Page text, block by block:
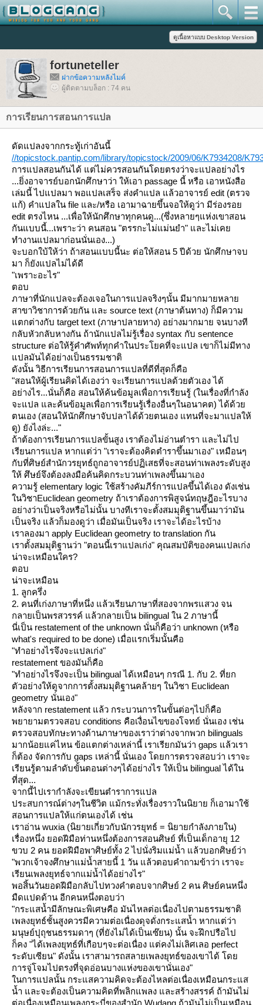
fortuneteller
ฝากข้อความหลังไมค์
ผู้ติดตามบล็อก : 74 คน
การเรียนการสอนการแปล
ดัดแปลงจากกระทู้เก่าอันนี้
//topicstock.pantip.com/library/topicstock/2009/06/K7934208/
การแปลสอนกันได้ แต่ไม่ควรสอนกันโดยตรงว่าจะแปลอย่างไร
...ยิ่งอาจารย์บอกนักศึกษาว่า ให้เอา passage นี้ หรือ เอาหนังสือ
เล่มนี้ ไปแปลมา พอแปลเสร็จ ส่งคำแปล แล้วอาจารย์ edit (ตรวจ
ก้) คำแปลใน file และ/หรือ เอามาฉายขึ้นจอให้ดูว่า มีร่องรอ
edit ตรงไหน ...เพื่อให้นักศึกษาทุกคนดู...(ซึ่งหลายๆแห่งเขาสอน
กันแบบนี้...เพราะว่า คนสอน "ตรรกะไม่แม่นยำ" และไม่เค
ทำงานแปลมาก่อนนั่นเอง...)
จะบอกใบ้ให้ว่า ถ้าสอนแบบนี้นะ ต่อให้สอน 5 ปีด้วย นักศึกษาจบ
มา ก็ยังแปลไม่ได้ดี
"เพราะอะไร"
ตอบ
ภาษาที่นักแปลจะต้องเจอในการแปลจริงๆนั้น มีมากมายหลา
สาขาวิชาการด้วยกัน และ source text (ภาษาต้นทาง) ก็มีความ
ตกต่างกับ target text (ภาษาปลายทาง) อย่างมากมาย จนบางที
กลับหัวกลับหางกัน ถ้านักแปลไม่รู้เรื่อง syntax กับ sentence
structure ต่อให้รู้คำศัพท์ทุกคำในประโยคที่จะแปล เขาก็ไม่มีทาง
ปลมันได้อย่างเป็นธรรมชาติ
ดังนั้น วิธีการเรียนการสอนการแปลที่ดีที่สุดก็คือ
"สอนให้ผู้เรียนคิดได้เองว่า จะเรียนการแปลด้วยตัวเอง ได้
อย่างไร...นั่นก็คือ สอนให้ค้นข้อมูลเพื่อการเรียนรู้ (ในเรื่องที่กำลัง
จะแปล และค้นข้อมูลเพื่อการเรียนรู้เรื่องอื่นๆในอนาคต) ได้ด้ว
ตนเอง (สอนให้นักศึกษาจับปลาได้ด้วยตนเอง แทนที่จะมาแปลให้
ดู) ยังไงล่ะ..."
ถ้าต้องการเรียนการแปลขั้นสูง เราต้องไม่อ่านตำรา และไม่ไป
เรียนการแปล หากแต่ว่า "เราจะต้องคิดตำราขึ้นมาเอง" เหมือนๆ
กับที่ศิษย์สำนักวรยุทธ์ถูกอาจารย์ปฏิเสธที่จะสอนท่าเพลงระดับสูง
ห้ ศึษย์จึงต้องลงมือค้นคิดกระบวนท่าเพลงขึ้นมาเอง
ความรู้ elementary logic ใช้สร้างคัมภีร์การแปลขึ้นได้เอง ดังเช่น
นวิชาEuclidean geometry ถ้าเราต้องการพิสูจน์ทฤษฎีอะไรบาง
อย่างว่าเป็นจริงหรือไม่นั้น บางทีเราจะตั้งสมมุติฐานขึ้นมาว่ามัน
เป็นจริง แล้วก็มองดูว่า เมื่อมันเป็นจริง เราจะได้อะไรบ้าง
เราลองมา apply Euclidean geometry to translation กัน
เราตั้งสมมุติฐานว่า "ตอนนี้เราแปลเก่ง" คุณสมบัติของคนแปลเก่ง
น่าจะเหมือนใคร?
ตอบ
น่าจะเหมือน
1. ลูกครึ่ง
2. คนที่เก่งภาษาที่หนึ่ง แล้วเรียนภาษาที่สองจากพรแสวง จน
กลายเป็นพรสวรรค์ แล้วกลายเป็น bilingual ใน 2 ภาษานี้
นี่เป็น restatement of the unknown นั่นก็คือว่า unknown (หรือ
what's required to be done) เมื่อแรกเริ่มนั้นคือ
"ทำอย่างไรจึงจะแปลเก่ง"
restatement ของมันก็คือ
"ทำอย่างไรจึงจะเป็น bilingual ได้เหมือนๆ กรณี 1. กับ 2. ที่ยก
ตัวอย่างให้ดูจากการตั้งสมมุติฐานคล้ายๆ ในวิชา Euclidean
geometry นั่นเอง"
หลังจาก restatement แล้ว กระบวนการในขั้นต่อๆไปก็คือ
พยายามตรวจสอบ conditions คือเงื่อนไขของโจทย์ นั่นเอง เช่น
ตรวจสอบทักษะทางด้านภาษาของเราว่าต่างจากพวก bilinguals
มากน้อยแค่ไหน ข้อแตกต่างเหล่านี้ เราเรียกมันว่า gaps แล้วเรา
ก็ต้อง จัดการกับ gaps เหล่านี้ นั่นเอง โดยการตรวจสอบว่า เราจะ
เรียนรู้ตามลำดับขั้นตอนต่างๆได้อย่างไร ให้เป็น bilingual ได้ใน
ที่สุด...
จากนี้ไปเรากำลังจะเขียนตำราการแปล
ประสบการณ์ต่างๆในชีวิต แม้กระทั่งเรื่องราวในนิยาย ก็เอามาใช้
สอนการแปลให้แก่ตนเองได้ เช่น
เราอ่าน wuxia (นิยายเกี่ยวกับนักวรยุทธ์ = นิยายกำลังภายใน)
เรื่องหนึ่ง ยอดฝีมือท่านหนึ่งต้องการสอนศิษย์ ที่เป็นเด็กอายุ 12
ขวบ 2 คน ยอดฝีมือพาศิษย์ทั้ง 2 ไปนั่งริมแม่น้ำ แล้วบอกศิษย์ว่า
"พวกเจ้าจงศึกษาแม่น้ำสายนี้ 1 วัน แล้วตอบคำถามข้าว่า เราจะ
เรียนเพลงยุทธ์จากแม่น้ำได้อย่างไร"
พอสิ้นวันยอดฝีมือกลับไปทวงคำตอบจากศิษย์ 2 คน ศิษย์คนหนึ่ง
มืดแปดด้าน อีกคนหนึ่งตอบว่า
"กระแสน้ำมีลักษณะพิเศษคือ มันไหลต่อเนื่องไปตามธรรมชาติ
เพลงยุทธ์ชั้นสูงควรมีความต่อเนื่องดุจดั่งกระแสน้ำ หากแต่ว่า
มนุษย์ปุถุชนธรรมดาๆ (ที่ยังไม่ได้เป็นเซ๊ยน) นั้น จะฝึกปรือไป
ก็คง "ได้เพลงยุทธ์ที่เกือบๆจะต่อเนื่อง แต่คงไม่เลิศเลอ perfect
ระดับเซียน" ดังนั้น เราสามารถสลายเพลงยุทธ์ของเขาได้ โด
การจู่โจมไปตรงที่จุดอ่อนบางแห่งของเขานั่นเอง"
นการแปลนั้น กระแสความคิดจะต้องไหลต่อเนื่องเหมือนกระแส
น้ำ และจะต้องเป็นความคิดที่พลิกแพลง และสร้างสรรค์ ถ้ามันไม่
ต่อเนื่องเหมือนเพลงกระบี่ของสำนัก Wudang ถ้ามันไม่เป็นเหมือน